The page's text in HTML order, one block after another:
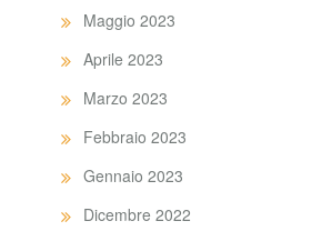
Maggio 2023
Aprile 2023
Marzo 2023
Febbraio 2023
Gennaio 2023
Dicembre 2022